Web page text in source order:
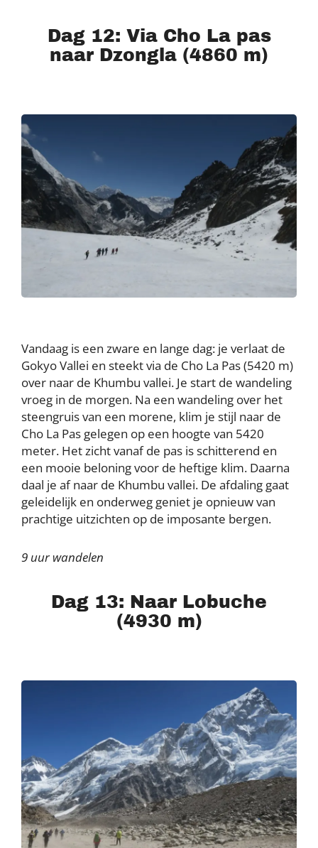
Dag 12: Via Cho La pas
naar Dzongla (4860 m)
Vandaag is een zware en lange dag: je verlaat de
Gokyo Vallei en steekt via de Cho La Pas (5420 m)
over naar de Khumbu vallei. Je start de wandeling
vroeg in de morgen. Na een wandeling over het
steengruis van een morene, klim je stijl naar de
Cho La Pas gelegen op een hoogte van 5420
meter. Het zicht vanaf de pas is schitterend en
een mooie beloning voor de heftige klim. Daarna
daal je af naar de Khumbu vallei. De afdaling gaat
geleidelijk en onderweg geniet je opnieuw van
prachtige uitzichten op de imposante bergen.
9 uur wandelen
Dag 13: Naar Lobuche
(4930 m)